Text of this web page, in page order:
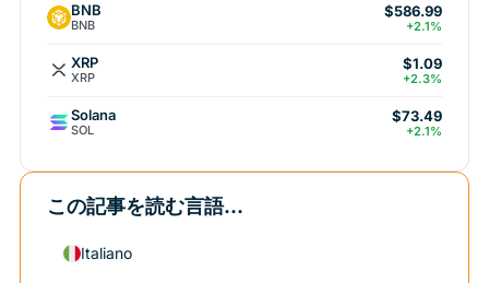
BNB
BNB
$586.99
+2.1%
XRP
XRP
$1.09
+2.3%
Solana
SOL
$73.49
+2.1%
この記事を読む言語...
Italiano